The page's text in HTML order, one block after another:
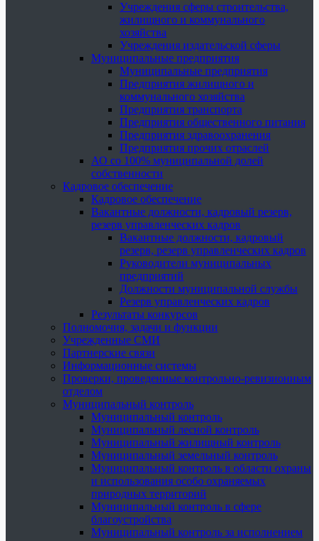
Учреждения сферы строительства,
жилищного и коммунального
хозяйства
Учреждения издательской сферы
Муниципальные предприятия
Муниципальные предприятия
Предприятия жилищного и
коммунального хозяйства
Предприятия транспорта
Предприятия общественного питания
Предприятия здравоохранения
Предприятия прочих отраслей
АО со 100% муниципальной долей
собственности
Кадровое обеспечение
Кадровое обеспечение
Вакантные должности, кадровый резерв,
резерв управленческих кадров
Вакантные должности, кадровый
резерв, резерв управленческих кадров
Руководители муниципальных
предприятий
Должности муниципальной службы
Резерв управленческих кадров
Результаты конкурсов
Полномочия, задачи и функции
Учрежденные СМИ
Партнерские связи
Информационные системы
Проверки, проведенные контрольно-ревизионным
отделом
Муниципальный контроль
Муниципальный контроль
Муниципальный лесной контроль
Муниципальный жилищный контроль
Муниципальный земельный контроль
Муниципальный контроль в области охраны
и использования особо охраняемых
природных территорий
Муниципальный контроль в сфере
благоустройства
Муниципальный контроль за исполнением